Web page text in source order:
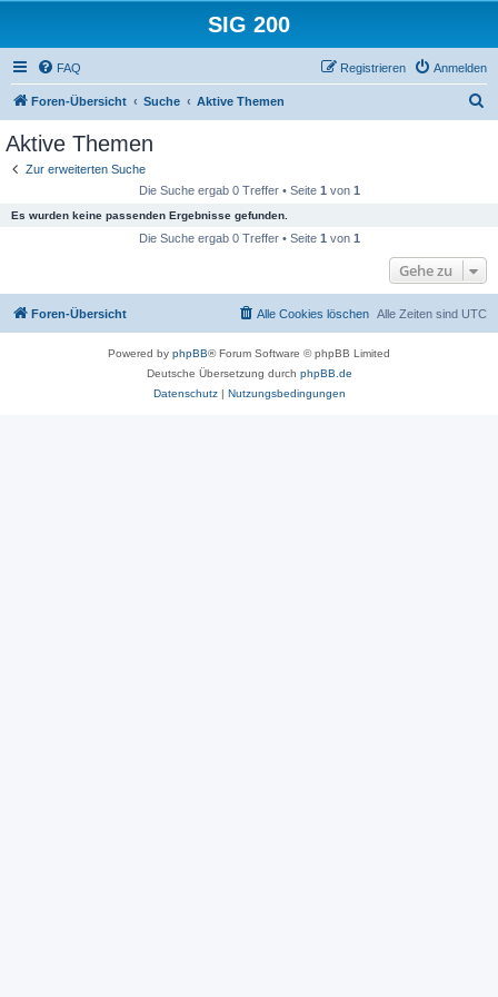
SIG 200
FAQ Anmelden
Registrieren
Foren-Übersicht Suche Aktive Themen
Aktive Themen
Zur erweiterten Suche
Die Suche ergab 0 Treffer • Seite 1 von 1
Es wurden keine passenden Ergebnisse gefunden.
Die Suche ergab 0 Treffer • Seite 1 von 1
Gehe zu
Foren-Übersicht Alle Zeiten sind UTC
Alle Cookies löschen
Powered by phpBB® Forum Software © phpBB Limited
Deutsche Übersetzung durch phpBB.de
Datenschutz| Nutzungsbedingungen